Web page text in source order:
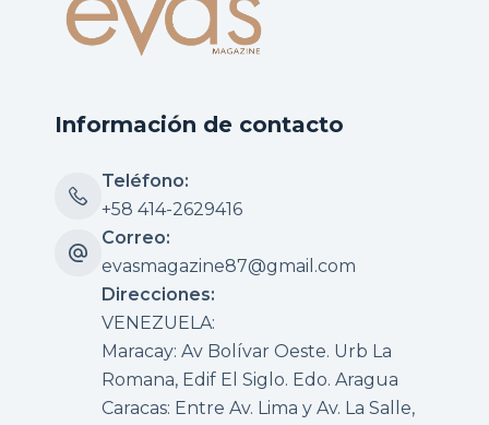
Información de contacto
Teléfono:
+58 414-2629416
Correo:
evasmagazine87@gmail.com
Direcciones:
VENEZUELA:
Maracay: Av Bolívar Oeste. Urb La
Romana, Edif El Siglo. Edo. Aragua
Caracas: Entre Av. Lima y Av. La Salle,